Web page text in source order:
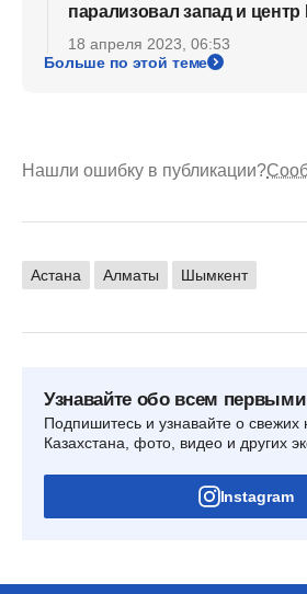
парализовал запад и центр
18 апреля 2023, 06:53
Больше по этой теме
Нашли ошибку в публикации?
Астана Алматы Шымкент
Узнавайте обо всем первыми
Подпишитесь и узнавайте о свежих
Казахстана, фото, видео и других
Instagram